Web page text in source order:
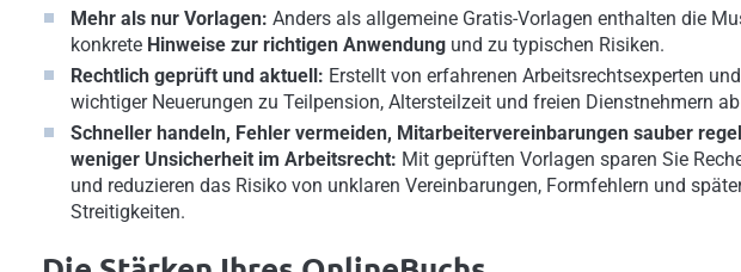
Mehr als nur Vorlagen: Anders als allgemeine Gratis-Vorlagen enthalten die
konkrete Hinweise zur richtigen Anwendung und zu typischen Risiken.
Rechtlich geprüft und aktuell: Erstellt von erfahrenen Arbeitsrechtsexperten
wichtiger Neuerungen zu Teilpension, Altersteilzeit und freien Dienstnehmern
Schneller handeln, Fehler vermeiden, Mitarbeitervereinbarungen sauber
weniger Unsicherheit im Arbeitsrecht: Mit geprüften Vorlagen sparen Sie
und reduzieren das Risiko von unklaren Vereinbarungen, Formfehlern und
Streitigkeiten.